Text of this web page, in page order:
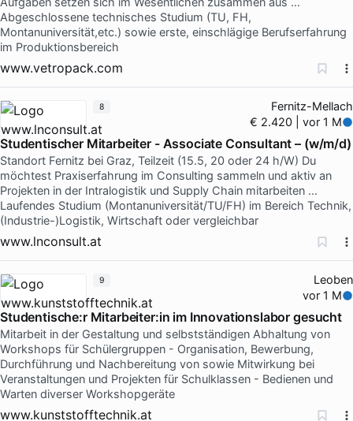
Abgeschlossene technisches Studium (TU, FH,
Montanuniversität,etc.) sowie erste, einschlägige Berufserfahrung
im Produktionsbereich
www.vetropack.com
Fernitz-Mellach
€ 2.420 | vor 1 M
Studentischer Mitarbeiter - Associate Consultant – (w/m/d)
Standort Fernitz bei Graz, Teilzeit (15.5, 20 oder 24 h/W) Du
möchtest Praxiserfahrung im Consulting sammeln und aktiv an
Projekten in der Intralogistik und Supply Chain mitarbeiten …
Laufendes Studium (Montanuniversität/TU/FH) im Bereich Technik,
(Industrie-)Logistik, Wirtschaft oder vergleichbar
www.lnconsult.at
8
Leoben
vor 1 M
Studentische:r Mitarbeiter:in im Innovationslabor gesucht
Mitarbeit in der Gestaltung und selbstständigen Abhaltung von
Workshops für Schülergruppen - Organisation, Bewerbung,
Durchführung und Nachbereitung von sowie Mitwirkung bei
Veranstaltungen und Projekten für Schulklassen - Bedienen und
Warten diverser Workshopgeräte
www.kunststofftechnik.at
9